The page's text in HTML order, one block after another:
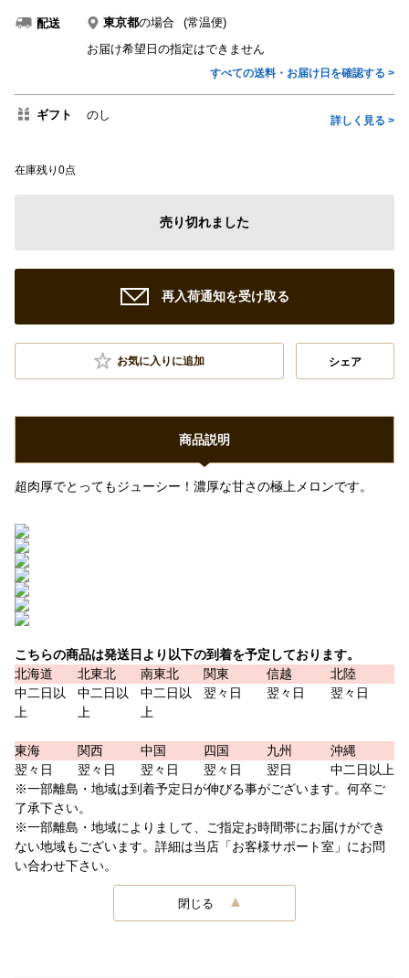
配送 東京都の場合
(常温便)
お届け希望日の指定はできません
すべての送料・お届け日を確認する >
ギフト のし 詳しく見る >
在庫残り0点
売り切れました
再入荷通知を受け取る
お気に入りに追加 シェア
商品説明
超肉厚でとってもジューシー！濃厚な甘さの極上メロンです。
こちらの商品は発送日より以下の到着を予定しております。
北海道
北東北 南東北 関東 信越
北陸
中二日以
上
中二日以
上
中二日以
上
翌々日 翌々日 翌々日
東海 関西 中国 四国 九州
沖縄
翌々日
翌々日 翌々日 翌々日 翌日
中二日以上
※一部離島・地域は到着予定日が伸びる事がございます。何卒ご
了承下さい。
※一部離島・地域によりまして、ご指定お時間帯にお届けができ
ない地域もございます。詳細は当店「お客様サポート室」にお問
い合わせ下さい。
閉じる